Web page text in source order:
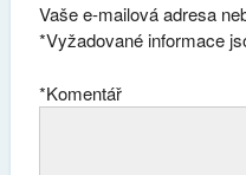
Vaše e-mailová adresa
Vyžadované informace
*
Komentář
*